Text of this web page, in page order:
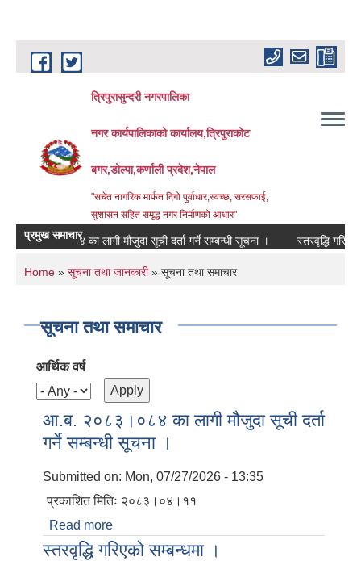
Skip to main content
त्रिपुरासुन्दरी नगरपालिका
नगर कार्यपालिकाको कार्यालय,त्रिपुराकोट
बगर,डोल्पा,कर्णाली प्रदेश,नेपाल
"सचेत नागरिक मार्फत दिगो पुर्वाधार,स्वच्छ, सरसफाई,
सुशासन सहित समृद्ध नगर निर्माणको आधार"
प्रमुख समाचार
का लागी मौजुदा सूची दर्ता गर्ने सम्बन्धी सूचना । स्तरवृद्धि गरिएको
You are here
Home » सूचना तथा जानकारी» सूचना तथा समाचार
सूचना तथा समाचार
आर्थिक वर्ष
आ.ब. २०८३।०८४ का लागी मौजुदा सूची दर्ता
गर्ने सम्बन्धी सूचना ।
Submitted on: Mon, 07/27/2026 - 13:35
प्रकाशित मितिः २०८३।०४।११
Read more
दर्ता गर्ने सम्बन्धी सूचना ।
स्तरवृद्धि गरिएको सम्बन्धमा ।